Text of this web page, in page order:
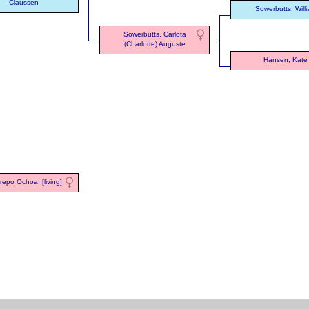
Claussen
Sowerbutts, Carlota
(Charlotte) Auguste
Sowerbutts,
Hansen, Kate
Ochoa, [living]